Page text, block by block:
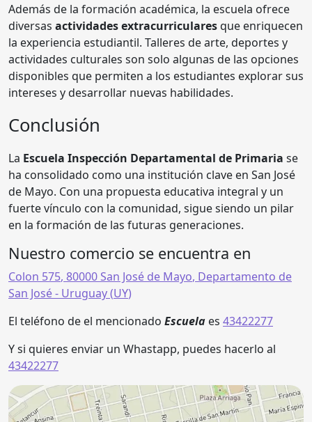
Además de la formación académica, la escuela ofrece
diversas actividades extracurricularesque enriquecen
la experiencia estudiantil. Talleres de arte, deportes y
actividades culturales son solo algunas de las opciones
disponibles que permiten a los estudiantes explorar sus
intereses y desarrollar nuevas habilidades.
Conclusión
La Escuela Inspección Departamental de Primaria se
ha consolidado como una institución clave en San José
de Mayo. Con una propuesta educativa integral y un
fuerte vínculo con la comunidad, sigue siendo un pilar
en la formación de las futuras generaciones.
Nuestro comercio se encuentra en
Colon 575, 80000San José de Mayo, Departamento de
San José- Uruguay (UY)
El teléfono de el mencionado Escuela es 43422277
Y si quieres enviar un Whastapp, puedes hacerlo al
43422277